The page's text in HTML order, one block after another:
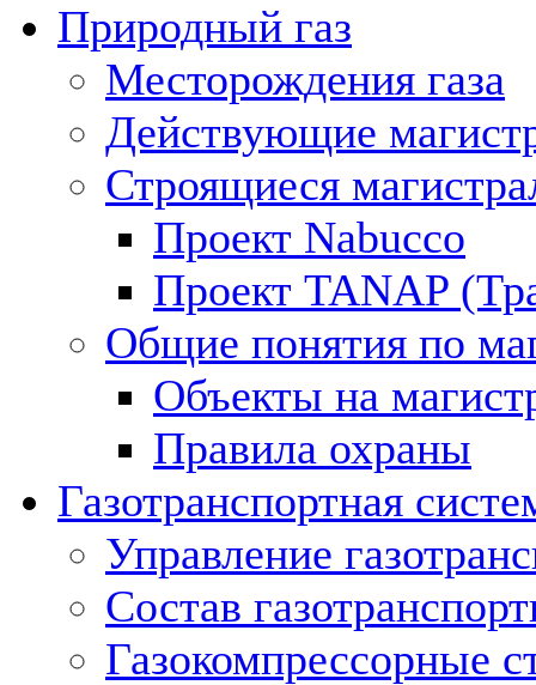
Природный газ
Месторождения газа
Действующие
Строящиеся
Проект Nabucco
Проект TANAP
Общие понятия по
Объекты на
Правила охраны
Газотранспортная
Управление
Состав
Газокомпрессорные